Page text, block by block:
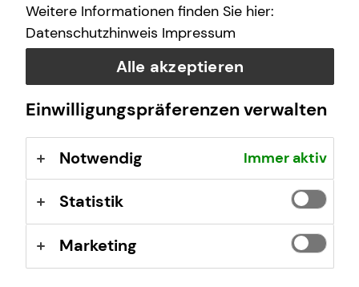
Wer ein Leben lang gearbeitet hat, freut sich darauf, den
wohlverdienten Ruhestand zu genießen.
Mehr erfahren
Weitere Informationen finden Sie hier:
Datenschutzhinweis Impressum
Alle akzeptieren
Einwilligungspräferenzen verwalten
Notwendig Immer aktiv
Statistik
Marketing